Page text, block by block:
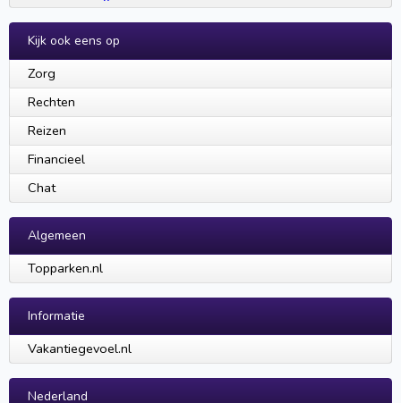
Kijk ook eens op
Zorg
Rechten
Reizen
Financieel
Chat
Algemeen
Topparken.nl
Informatie
Vakantiegevoel.nl
Nederland